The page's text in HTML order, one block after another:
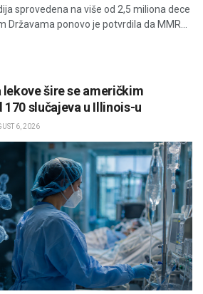
sprovedena na više od 2,5 miliona dece
Državama ponovo je potvrdila da MMR...
šire se američkim
slučajeva u Illinois-u
6, 2026